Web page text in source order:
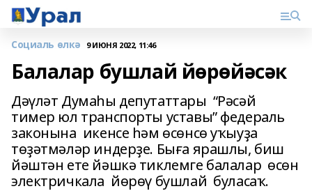
Социаль өлкә 9 ИЮНЯ 2022, 11:46
Балалар бушлай йөрөйәсәк
Дәүләт Думаһы депутаттары “Рәсәй
тимер юл транспорты уставы” федераль
законына икенсе һәм өсөнсө уҡыуҙа
төҙәтмәләр индерҙе. Быға ярашлы, биш
йәштән ете йәшкә тиклемге балалар өсөн
электричкала йөрөү бушлай буласаҡ.